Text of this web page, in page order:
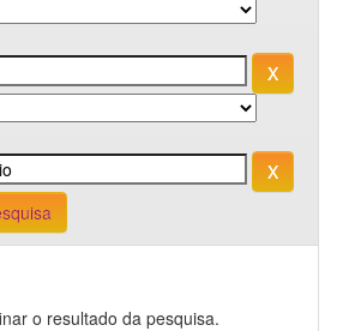
o resultado da pesquisa.